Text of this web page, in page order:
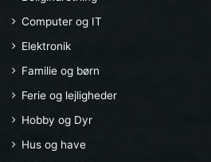
Computer og IT
Elektronik
Familie og børn
Ferie og lejligheder
Hobby og Dyr
Hus og have